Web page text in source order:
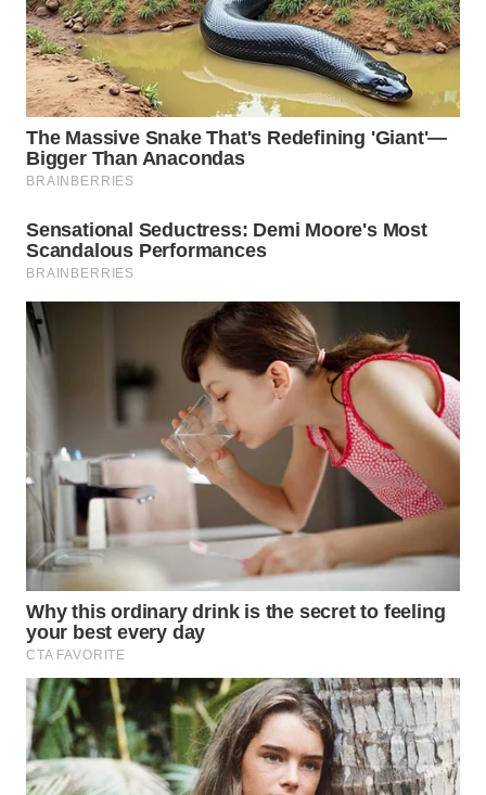
CO ID
WAHANANEWS
NET
WAHANA
SPORT
WAHANA
UMKM
WAHANA
WAHANA
OTOMOTIF
WAHANA
HEALTH
WAHANA
DESA
WISATA
LAPAK
WAHANA